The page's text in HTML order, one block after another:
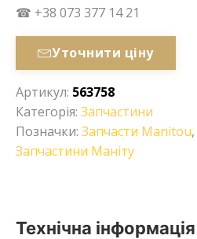
☎ +38 073 377 14 21
Уточнити ціну
Артикул: 563758
Категорія: Запчастини
Позначки: Запчасти Manitou,
Запчастини Маніту
Технічна інформація